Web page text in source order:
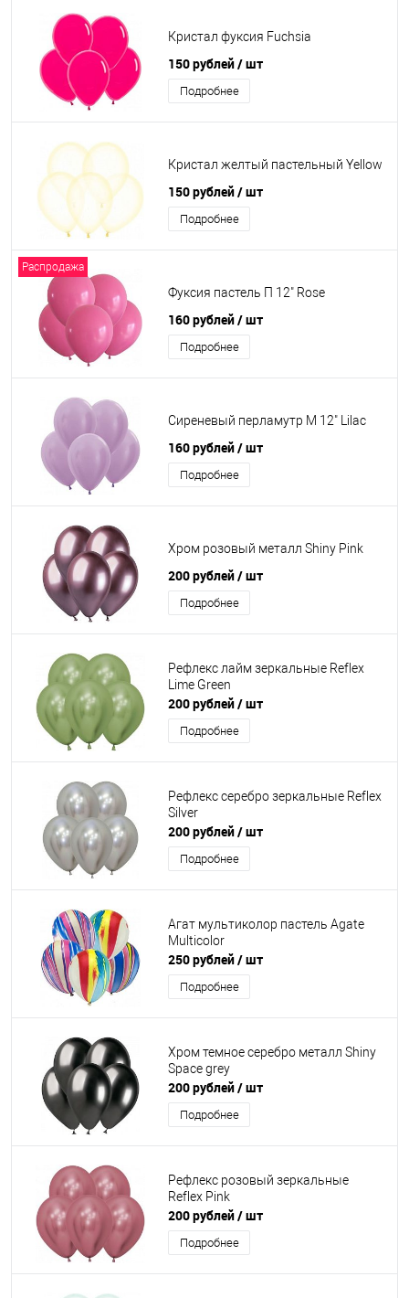
Кристал фуксия Fuchsia
150 рублей/ шт
Подробнее
Кристал желтый пастельный Yellow
150 рублей/ шт
Подробнее
Распродажа
Фуксия пастель П 12" Rose
160 рублей/ шт
Подробнее
Сиреневый перламутр М 12" Lilac
160 рублей/ шт
Подробнее
Хром розовый металл Shiny Pink
200 рублей/ шт
Подробнее
Рефлекс лайм зеркальные Reflex
Lime Green
200 рублей/ шт
Подробнее
Рефлекс серебро зеркальные Reflex
Silver
200 рублей/ шт
Подробнее
Агат мультиколор пастель Agate
Multicolor
250 рублей/ шт
Подробнее
Хром темное серебро металл Shiny
Space grey
200 рублей/ шт
Подробнее
Рефлекс розовый зеркальные
Reflex Pink
200 рублей/ шт
Подробнее